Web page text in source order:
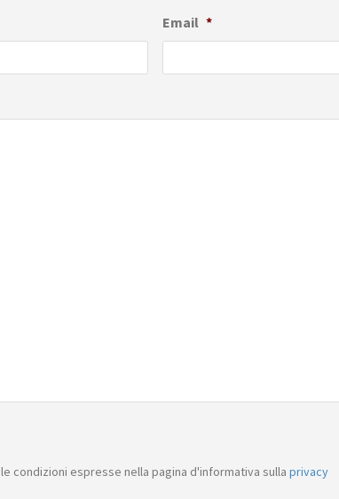
Email *
condizioni espresse nella pagina d'informativa sulla privacy